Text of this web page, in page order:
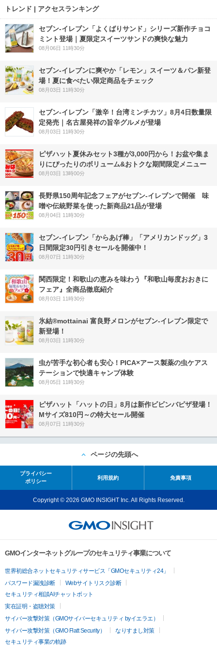
トレンド | アクセスランキング
セブン‐イレブン「よくばりサンド」シリーズ新作チョコ
ミント登場｜夏限定スイーツサンドの爽快な魅力
08月06日 11時30分
セブン‐イレブンに爽やか「レモン」スイーツ＆パン新登
場！夏に食べたい限定商品をチェック
08月03日 11時30分
セブン-イレブン「激辛！台湾ミンチカツ」8月4日数量限
定発売｜名古屋発祥の旨辛グルメが登場
08月03日 11時30分
ピザハット夏休みセット3種が3,000円から！お盆や集ま
りにぴったりのボリューム&おトクな期間限定メニュー
08月03日 13時00分
長野県150周年記念フェアがセブン-イレブンで開催 味
噌や伝統野菜を使った新商品21品が登場
08月04日 11時30分
セブン‐イレブン「からあげ棒」「アメリカンドッグ」3
日間限定30円引きセールを開催中！
08月07日 11時30分
関西限定！和歌山の恵みを味わう『和歌山毎度おおきに
フェア』全商品徹底紹介
08月03日 11時30分
氷結®mottainai 富良野メロンがセブン‐イレブン限定で
新登場！
08月03日 11時30分
虫が苦手な初心者も安心！PICA×アース製薬の虫ケアス
テーションで快適キャンプ体験
08月05日 11時30分
ピザハット「ハットの日」8月は新作ビビンバピザ登場！
Mサイズ810円～の特大セール開催
08月07日 11時30分
ページの先頭へ
プライバシー
ポリシー
利用規約 免責事項
Copyright © 2026 GMO INSIGHT Inc. All Rights Reserved.
GMOインターネットグループのセキュリティ事業について
世界初総合ネットセキュリティサービス「GMOセキュリティ24」
パスワード漏洩診断
Webサイトリスク診断
セキュリティ相談AIチャットボット
実在証明・盗聴対策
サイバー攻撃対策（GMOサイバーセキュリティ byイエラエ）
サイバー攻撃対策（GMO Flatt Security）
なりすまし対策
セキュリティ事業の軌跡